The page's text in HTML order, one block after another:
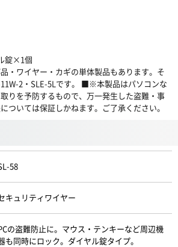
錠×1個
・ワイヤー・カギの単体製品もあります。そ
2・SLE-5Lです。 ■※本製品はパソコンな
りを予防するもので、万一発生した盗難・事
ついては保証しかねます。ご了承ください。
58
キュリティワイヤー
の盗難防止に。マウス・テンキーなど周辺機
も同時にロック。ダイヤル錠タイプ。